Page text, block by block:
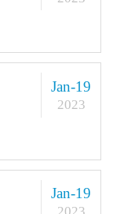
Jan-19
2023
Jan-19